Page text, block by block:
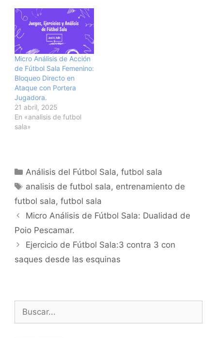
Micro Análisis de Acción
de Fútbol Sala Femenino:
Bloqueo Directo en
Ataque con Portera
Jugadora.
21 abril, 2025
En «analisis de futbol
sala»
Categorías
Análisis del Fútbol Sala,futbol sala
Etiquetas
analisis de futbol sala, entrenamiento de
futbol sala, futbol sala
Navegación
de
Micro Análisis de Fútbol Sala: Dualidad de
Poio Pescamar.
Ejercicio de Fútbol Sala:3 contra 3 con
saques desde las esquinas